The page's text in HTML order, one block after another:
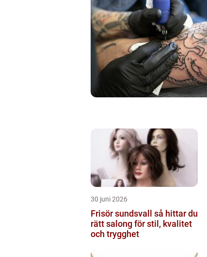
30 juni 2026
Frisör sundsvall så hittar du
rätt salong för stil, kvalitet
och trygghet